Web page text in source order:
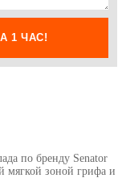
1 ЧАС!
по бренду Senator
мягкой зоной грифа и